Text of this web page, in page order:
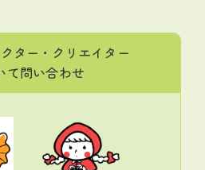
ター・クリエイター
て問い合わせ